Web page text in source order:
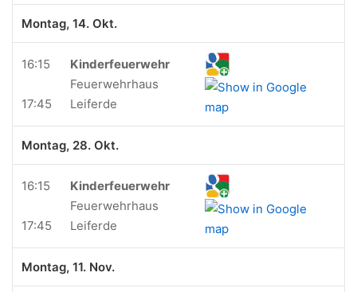
Montag, 14. Okt.
16:15
17:45
Kinderfeuerwehr
Feuerwehrhaus
Leiferde
Montag, 28. Okt.
16:15
17:45
Kinderfeuerwehr
Feuerwehrhaus
Leiferde
Montag, 11. Nov.